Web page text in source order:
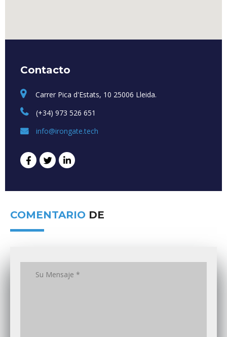
Contacto
Carrer Pica d'Estats, 10 25006 Lleida.
(+34) 973 526 651
info@irongate.tech
COMENTARIO DE